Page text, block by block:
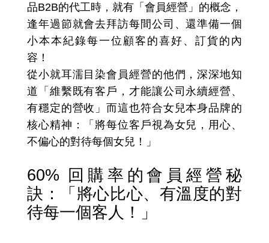
品B2B的代工時，就有「會員經營」的概念，
逢年過節就會去拜訪每間公司、還準備一個
小本本紀錄每一位顧客的喜好、訂貨的內
容！
從小就耳濡目染會員經營的他們，深深地知
道「維繫既有客戶，才能讓公司永續經營、
有穩定的營收」而這也符合女兒本身品牌的
核心精神：「將每位客戶視為女兒，用心、
不偏心的對待每個女兒！」
60% 回購率的會員經營秘
訣：「將心比心、有溫度的對
待每一個客人！」